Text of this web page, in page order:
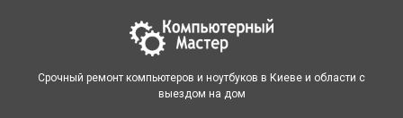
Срочный ремонт компьютеров и ноутбуков в Киеве и области с
выездом на дом